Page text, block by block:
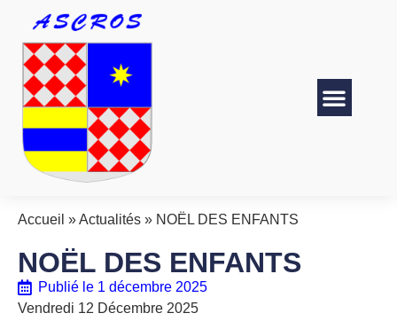
Accueil »Actualités » NOËL DES ENFANTS
NOËL DES ENFANTS
Publié le 1 décembre 2025
Vendredi 12 Décembre 2025